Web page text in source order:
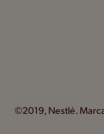
©2019, Nestlé.